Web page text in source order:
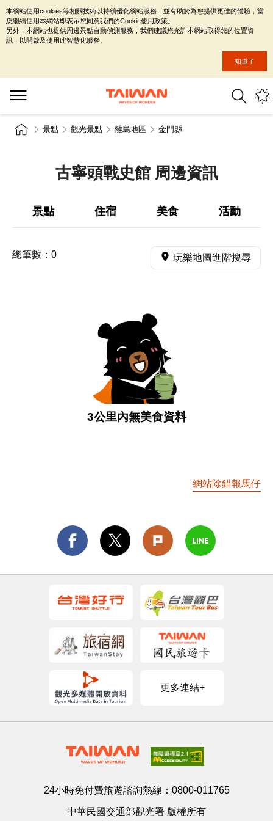
景點 觀光景點 離島地區 金門縣
古寧頭戰史館 周邊資訊
景點 住宿 美食 活動
總筆數： 0 玩樂地圖進階搜尋
3公里內無美食資料
網站除錯報馬仔
更多連結+
24小時免付費旅遊諮詢熱線： 0800-011765
中華民國交通部觀光署 版權所有
本網站使用cookies等相關技術以持續優化網站服務，並有助於為您提供更佳的體驗，當
您繼續使用本網站即表示您同意我們的Cookie使用政策。
另外，本網站也提供周邊景點自動偵測服務，我們建議您允許本網站取得您的位置資
訊，以開啟及使用此智慧化服務。
知道了